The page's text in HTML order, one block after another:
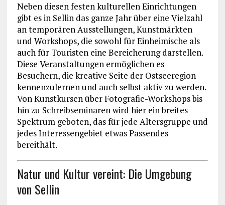
Neben diesen festen kulturellen Einrichtungen
gibt es in Sellin das ganze Jahr über eine Vielzahl
an temporären Ausstellungen, Kunstmärkten
und Workshops, die sowohl für Einheimische als
auch für Touristen eine Bereicherung darstellen.
Diese Veranstaltungen ermöglichen es
Besuchern, die kreative Seite der Ostseeregion
kennenzulernen und auch selbst aktiv zu werden.
Von Kunstkursen über Fotografie-Workshops bis
hin zu Schreibseminaren wird hier ein breites
Spektrum geboten, das für jede Altersgruppe und
jedes Interessengebiet etwas Passendes
bereithält.
Natur und Kultur vereint: Die Umgebung
von Sellin